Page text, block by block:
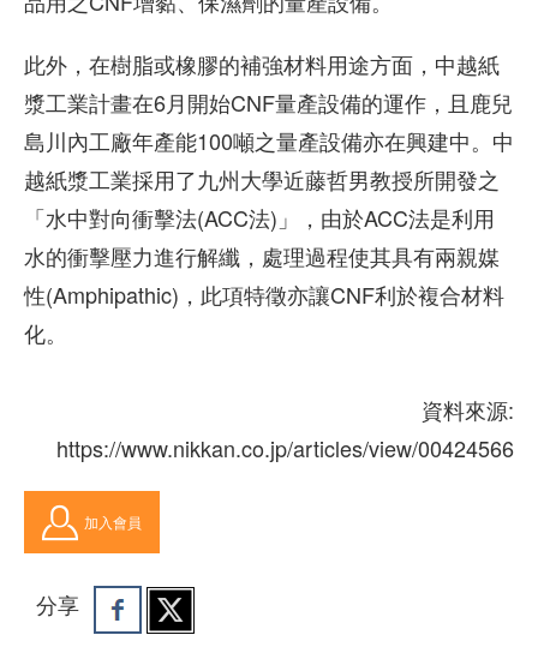
此外，在樹脂或橡膠的補強材料用途方面，中越紙
漿工業計畫在6月開始CNF量產設備的運作，且鹿兒
島川內工廠年產能100噸之量產設備亦在興建中。中
越紙漿工業採用了九州大學近藤哲男教授所開發之
「水中對向衝擊法(ACC法)」，由於ACC法是利用
水的衝擊壓力進行解纖，處理過程使其具有兩親媒
性(Amphipathic)，此項特徵亦讓CNF利於複合材料
化。
資料來源:
https://www.nikkan.co.jp/articles/view/00424566
加入會員
分享